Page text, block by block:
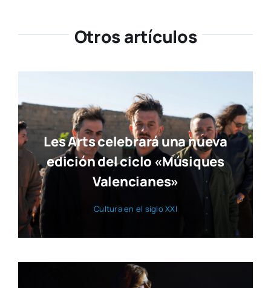
Otros artículos
Les Arts celebrará una nueva
edición del ciclo «Músiques
Valencianes»
Cul­tu­ra en el siglo XXI